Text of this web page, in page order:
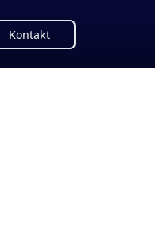
Kontakt